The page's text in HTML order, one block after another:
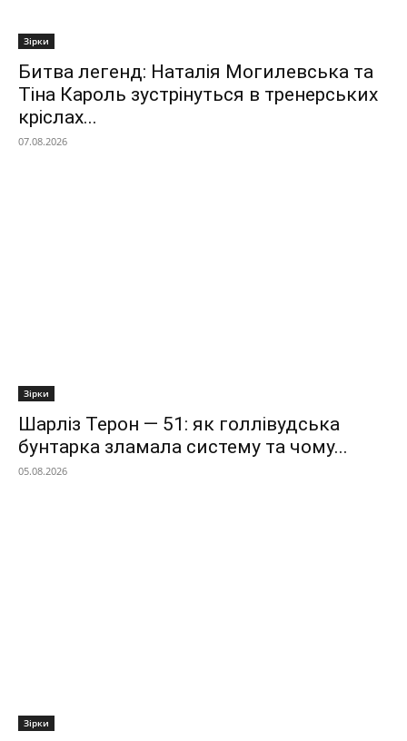
Зірки
Битва легенд: Наталія Могилевська та
Тіна Кароль зустрінуться в тренерських
кріслах...
07.08.2026
Зірки
Шарліз Терон — 51: як голлівудська
бунтарка зламала систему та чому...
05.08.2026
Зірки